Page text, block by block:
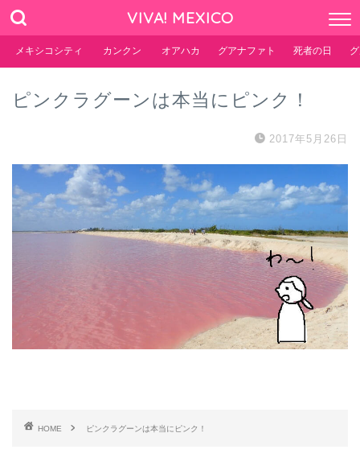
VIVA! MEXICO
メキシコシティ カンクン オアハカ グアナファト 死者の日
ピンクラグーンは本当にピンク！
2017年5月26日
HOME ピンクラグーンは本当にピンク！